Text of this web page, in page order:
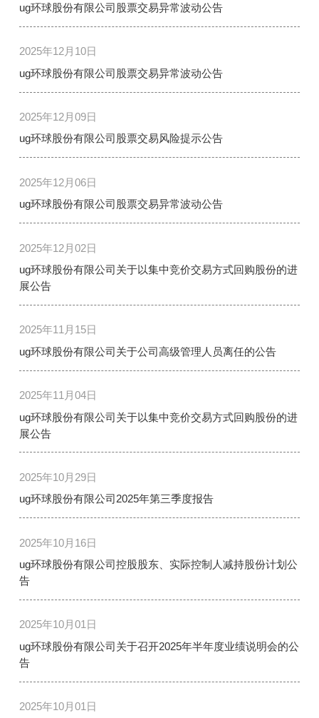
ug环球股份有限公司股票交易异常波动公告
2025年12月10日
ug环球股份有限公司股票交易异常波动公告
2025年12月09日
ug环球股份有限公司股票交易风险提示公告
2025年12月06日
ug环球股份有限公司股票交易异常波动公告
2025年12月02日
ug环球股份有限公司关于以集中竞价交易方式回购股份的进
展公告
2025年11月15日
ug环球股份有限公司关于公司高级管理人员离任的公告
2025年11月04日
ug环球股份有限公司关于以集中竞价交易方式回购股份的进
展公告
2025年10月29日
ug环球股份有限公司2025年第三季度报告
2025年10月16日
ug环球股份有限公司控股股东、实际控制人减持股份计划公
告
2025年10月01日
ug环球股份有限公司关于召开2025年半年度业绩说明会的公
告
2025年10月01日